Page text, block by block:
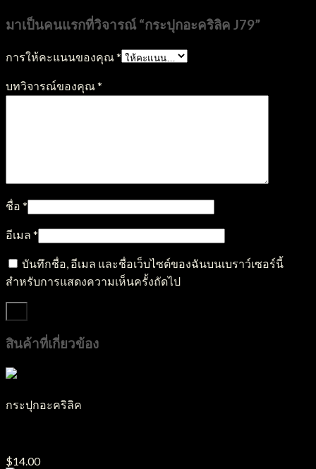
มาเป็นคนแรกที่วิจารณ์ “กระปุกอะคริลิค J79”
การให้คะแนนของคุณ*
บทวิจารณ์ของคุณ*
ชื่อ *
อีเมล *
บันทึกชื่อ, อีเมล และชื่อเว็บไซต์ของฉันบนเบราว์เซอร์นี้
สำหรับการแสดงความเห็นครั้งถัดไป
สินค้าที่เกี่ยวข้อง
กระปุกอะคริลิค
$14.00